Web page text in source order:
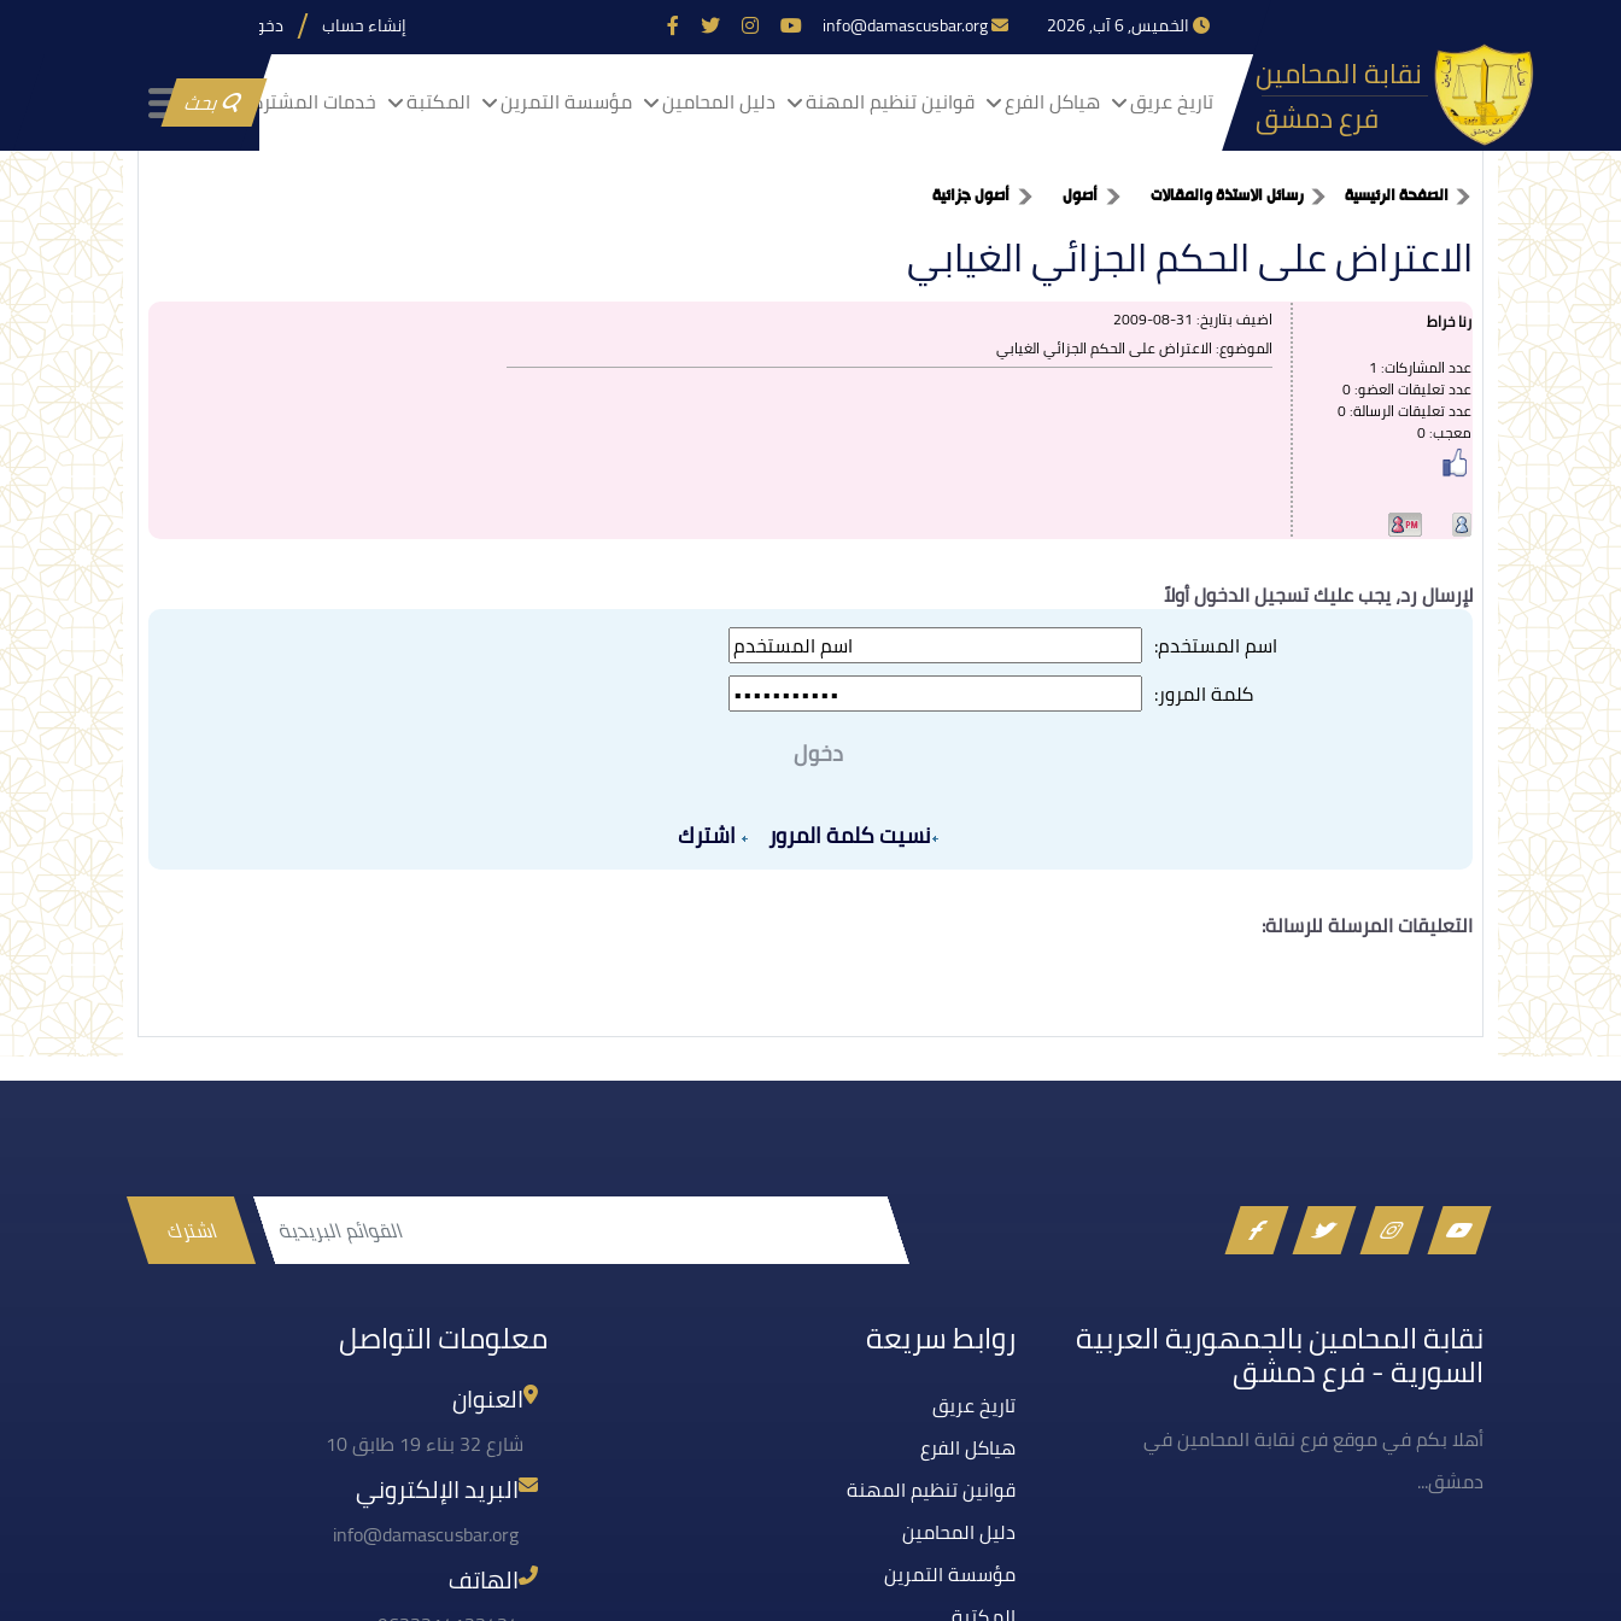
دخول إنشاء حساب info@damascusbar.org الخميس, 6 آب, 2026
تاريخ عريق هياكل الفرع قوانين تنظيم المهنة دليل المحامين مؤسسة التمرين المكتبة خدمات المشتركينبحث
نقابة المحامين
فرع دمشق
الصفحة الرئيسية رسائل الاستذة والمقالات أصول أصول جزائية
الاعتراض على الحكم الجزائي الغيابي
رنا خراط
عدد المشاركات: 1
عدد تعليقات العضو: 0
عدد تعليقات الرسالة: 0
معجب: 0
اضيف بتاريخ: 2009-08-31
الموضوع: الاعتراض على الحكم الجزائي الغيابي
لإرسال رد، يجب عليك تسجيل الدخول أولاً
اسم المستخدم:
كلمة المرور:
دخول
نسيت كلمة المرور اشترك
التعليقات المرسلة للرسالة:
اشترك
نقابة المحامين بالجمهورية العربية
السورية - فرع دمشق
أهلا بكم في موقع فرع نقابة المحامين في
دمشق...
روابط سريعة
تاريخ عريق
هياكل الفرع
قوانين تنظيم المهنة
دليل المحامين
مؤسسة التمرين
معلومات التواصل
العنوان
شارع 32 بناء 19 طابق 10
البريد الإلكتروني
info@damascusbar.org
الهاتف